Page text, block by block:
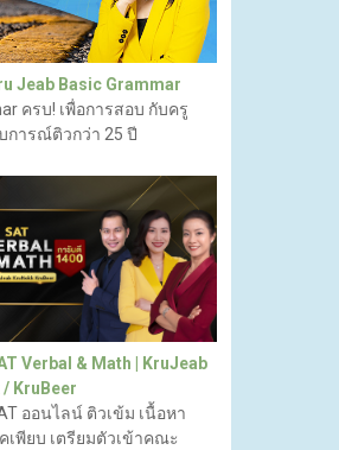
Jeab Basic Grammar
ครบ! เพื่อการสอบ กับครู
การณ์ติวกว่า 25 ปี
Verbal & Math | KruJeab
KruBeer
ออนไลน์ ติวเข้ม เนื้อหา
เพียบ เตรียมตัวเข้าคณะ